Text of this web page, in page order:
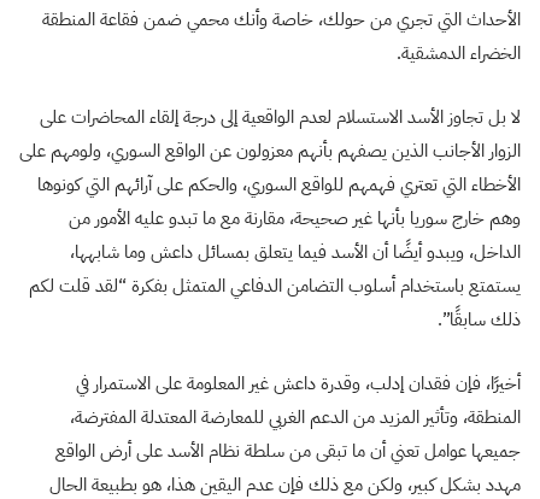
الأحداث التي تجري من حولك، خاصة وأنك محمي ضمن فقاعة المنطقة
الخضراء الدمشقية.
لا بل تجاوز الأسد الاستسلام لعدم الواقعية إلى درجة إلقاء المحاضرات على
الزوار الأجانب الذين يصفهم بأنهم معزولون عن الواقع السوري، ولومهم على
الأخطاء التي تعتري فهمهم للواقع السوري، والحكم على آرائهم التي كونوها
وهم خارج سوريا بأنها غير صحيحة، مقارنة مع ما تبدو عليه الأمور من
الداخل، ويبدو أيضًا أن الأسد فيما يتعلق بمسائل داعش وما شابهها،
يستمتع باستخدام أسلوب التضامن الدفاعي المتمثل بفكرة “لقد قلت لكم
ذلك سابقًا”.
أخيرًا، فإن فقدان إدلب، وقدرة داعش غير المعلومة على الاستمرار في
المنطقة، وتأثير المزيد من الدعم الغربي للمعارضة المعتدلة المفترضة،
جميعها عوامل تعني أن ما تبقى من سلطة نظام الأسد على أرض الواقع
مهدد بشكل كبير، ولكن مع ذلك فإن عدم اليقين هذا، هو بطبيعة الحال